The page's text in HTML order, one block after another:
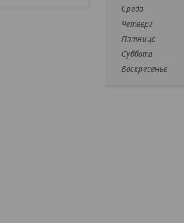
Среда
Четверг
Пятница
Суббота
Воскресенье